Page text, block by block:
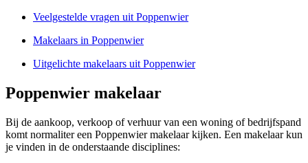
Veelgestelde vragen uit Poppenwier
Makelaars in Poppenwier
Uitgelichte makelaars uit Poppenwier
Poppenwier makelaar
Bij de aankoop, verkoop of verhuur van een woning of bedrijfspand
komt normaliter een Poppenwier makelaar kijken. Een makelaar kun
je vinden in de onderstaande disciplines: